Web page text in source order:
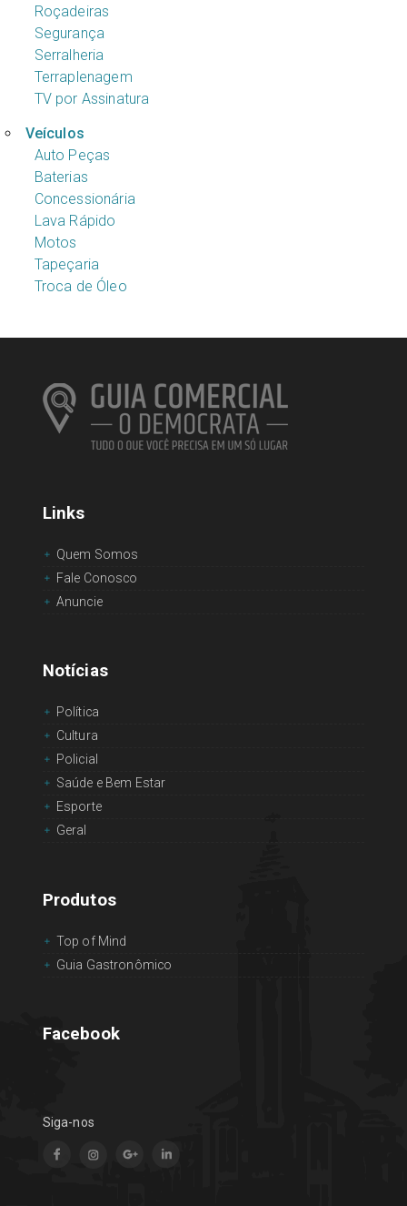
Roçadeiras
Segurança
Serralheria
Terraplenagem
TV por Assinatura
Veículos
Auto Peças
Baterias
Concessionária
Lava Rápido
Motos
Tapeçaria
Troca de Óleo
Links
Quem Somos
Fale Conosco
Anuncie
Notícias
Política
Cultura
Policial
Saúde e Bem Estar
Esporte
Geral
Produtos
Top of Mind
Guia Gastronômico
Facebook
Siga-nos